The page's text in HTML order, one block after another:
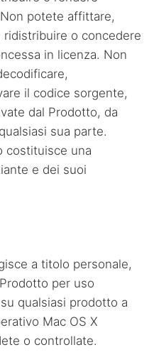
potete affittare,
o concedere
in licenza. Non
il codice sorgente,
dal Prodotto, da
sua parte.
costituisce una
e dei suoi
a titolo personale,
per uso
qualsiasi prodotto a
Mac OS X
o controllate.